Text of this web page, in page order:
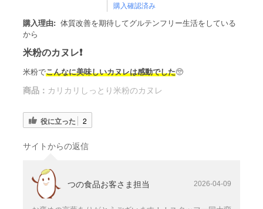
購入確認済み
購入理由: 体質改善を期待してグルテンフリー生活をしている
から
米粉のカヌレ❗️
米粉でこんなに美味しいカヌレは感動でした🥺
商品： カリカリしっとり米粉のカヌレ
役に立った 2
サイトからの返信
つの食品お客さま担当 2026-04-09